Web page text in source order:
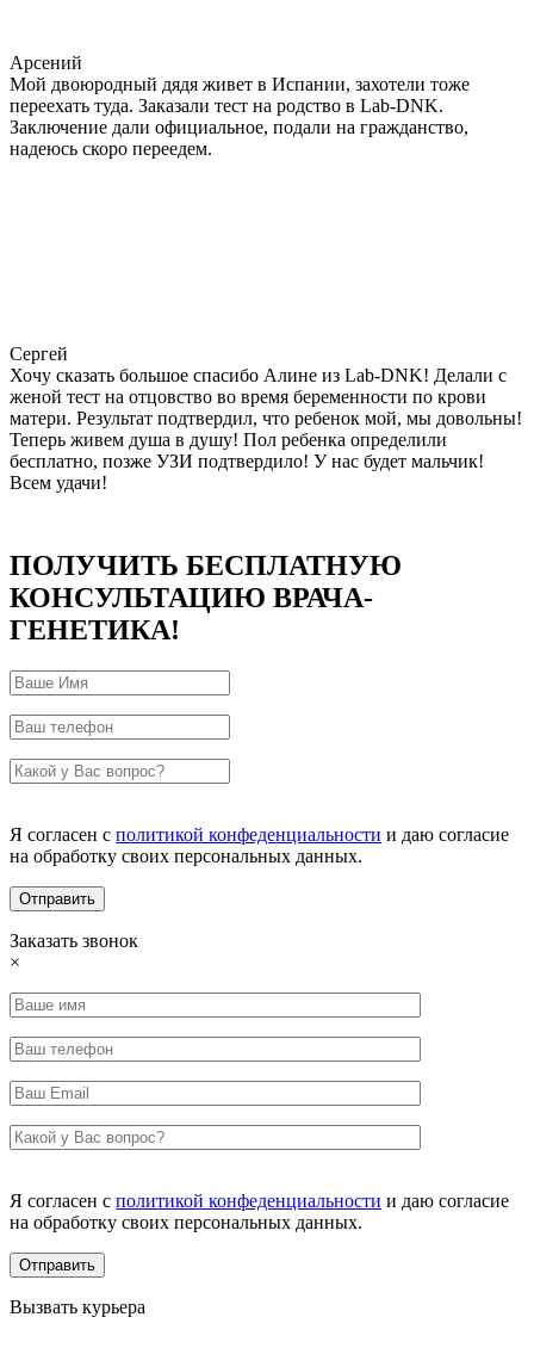
Арсений
Мой двоюродный дядя живет в Испании, захотели тоже
переехать туда. Заказали тест на родство в Lab-DNK.
Заключение дали официальное, подали на гражданство,
надеюсь скоро переедем.
Сергей
Хочу сказать большое спасибо Алине из Lab-DNK! Делали с
женой тест на отцовство во время беременности по крови
матери. Результат подтвердил, что ребенок мой, мы довольны!
Теперь живем душа в душу! Пол ребенка определили
бесплатно, позже УЗИ подтвердило! У нас будет мальчик!
Всем удачи!
ПОЛУЧИТЬ БЕСПЛАТНУЮ
КОНСУЛЬТАЦИЮ ВРАЧА-
ГЕНЕТИКА!
Я согласен с политикой конфеденциальности и даю согласие
на обработку своих персональных данных.
Заказать звонок
×
Я согласен с политикой конфеденциальности и даю согласие
на обработку своих персональных данных.
Вызвать курьера